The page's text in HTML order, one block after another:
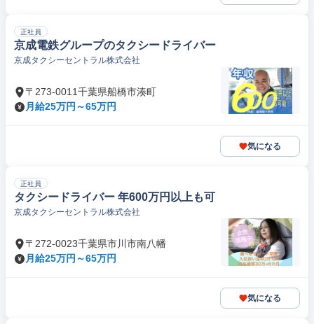
正社員
京成電鉄グループのタクシードライバー
京成タクシーセントラル株式会社
〒273-0011千葉県船橋市湊町
月給25万円～65万円
気になる
正社員
タクシードライバー 年600万円以上も可
京成タクシーセントラル株式会社
〒272-0023千葉県市川市南八幡
月給25万円～65万円
気になる